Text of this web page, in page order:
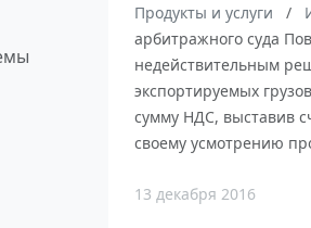
Продукты и услуги
арбитражного суда
недействительным
экспортируемых
сумму НДС, выставив
своему усмотрению
13 декабря 2016